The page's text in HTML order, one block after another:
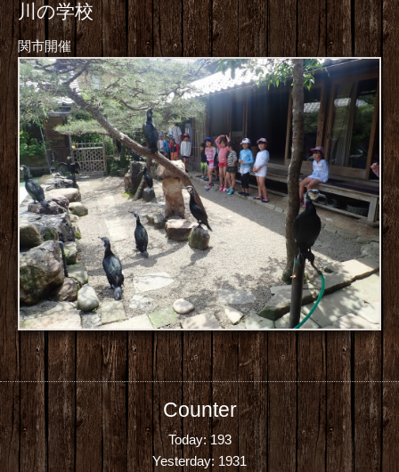
川の学校
関市開催
Counter
Today:193
Yesterday: 1931